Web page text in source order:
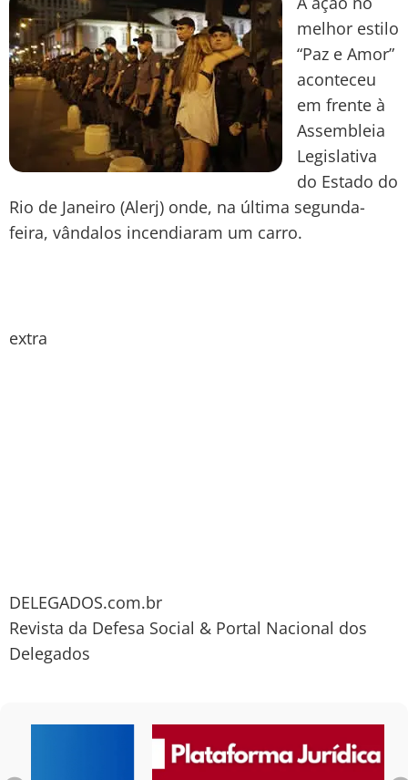
melhor estilo
“Paz e Amor”
aconteceu
em frente à
Assembleia
Legislativa
do Estado do
Rio de Janeiro (Alerj) onde, na última segunda-
feira, vândalos incendiaram um carro.
extra
DELEGADOS.com.br
Revista da Defesa Social & Portal Nacional dos
Delegados